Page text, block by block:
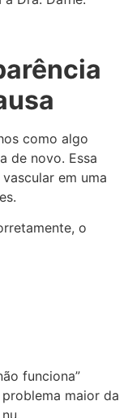
como algo
de novo. Essa
em uma
o
funciona”
maior da